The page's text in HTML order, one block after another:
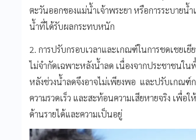
ตะวันออกของแม่น้ำเจ้าพระยา หรือการระบาย
น้ำที่ได้รับผลกระทบหนัก
2. การปรับกรอบเวลาและเกณฑ์ในการชดเชยเยี
ไม่จำกัดเฉพาะหลังน้ำลด เนื่องจากประชาชนใ
หลังช่วงน้ำลดจึงอาจไม่เพียงพอ และปรับเกณฑ์
ความรวดเร็ว และสะท้อนความเสียหายจริง เพื่
ด้านรายได้และความเป็นอยู่